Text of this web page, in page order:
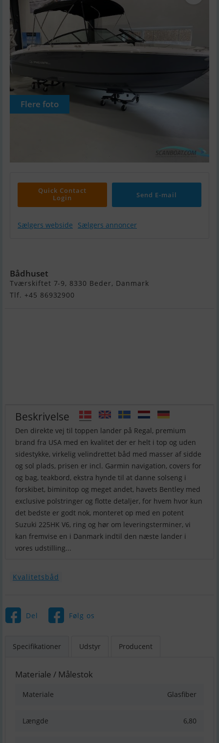
Flere foto
Quick Contact
Login
Send E-mail
Sælgers webside Sælgers annoncer
Bådhuset
Tværskiftet 7-9, 8330 Beder, Danmark
Tlf. +45 86932900
Beskrivelse
Den direkte vej til toppen lander på Regal, premium
brand fra USA med en kvalitet der er helt i top og uden
sidestykke, virkelig velindrettet båd med masser af sidde
og sol plads, prisen er incl. Garmin navigation, covers for
og bag, teakbord, ekstra hynde til at danne solseng i
forskibet, biminitop og meget andet, havets Bentley med
exclusive polstringer og flotte detaljer, for hvem hvor kun
det bedste er godt nok, monteret op med en potent
Suzuki 225HK V6, ring og hør om leveringsterminer, vi
kan fremvise en i Danmark indtil den næste lander i
vores udstilling...
Kvalitetsbåd
Del Følg os
Specifikationer Udstyr Producent
Materiale / Målestok
Materiale Glasfiber
Længde 6,80